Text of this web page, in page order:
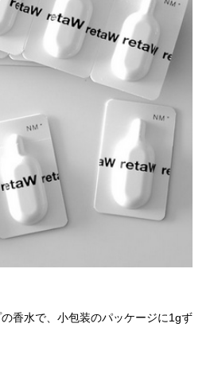
香水で、小包装のパッケージに1gず